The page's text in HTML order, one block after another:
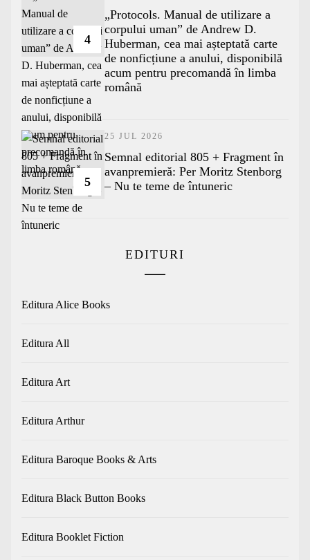
4
„Protocols. Manual de utilizare a
corpului uman” de Andrew D.
Huberman, cea mai așteptată carte
de nonficțiune a anului, disponibilă
acum pentru precomandă în limba
română
5
25 JUL 2026
Semnal editorial 805 + Fragment în
avanpremieră: Per Moritz Stenborg
– Nu te teme de întuneric
EDITURI
Editura Alice Books
Editura All
Editura Art
Editura Arthur
Editura Baroque Books & Arts
Editura Black Button Books
Editura Booklet Fiction